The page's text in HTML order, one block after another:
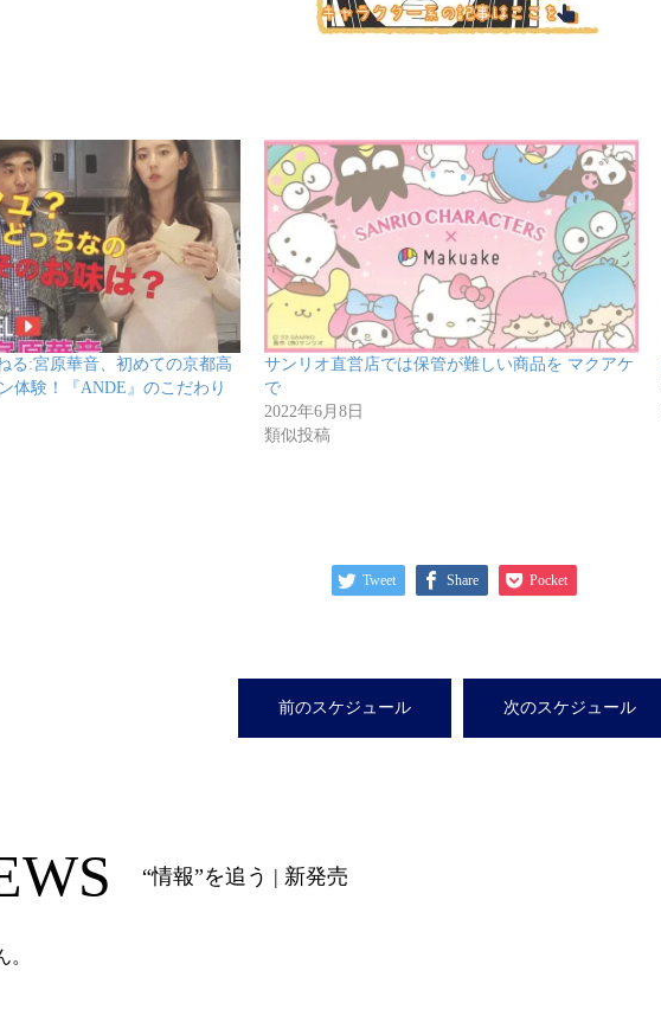
る:宮原華音、初めての京都高
体験！『ANDE』のこだわり
サンリオ直営店では保管が難しい商品を マクアケ
で
2022年6月8日
類似投稿
Tweet Share Pocket
前のスケジュール 次のスケジュール
“情報”を追う | 新発売